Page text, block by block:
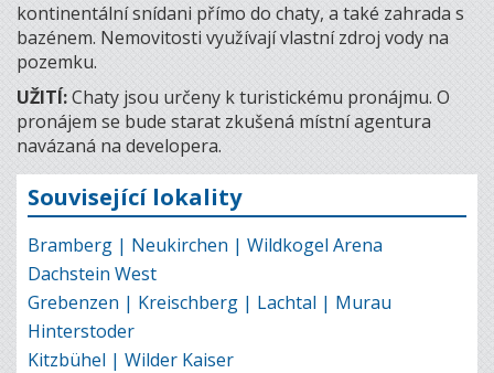
kontinentální snídani přímo do chaty, a také zahrada s
bazénem. Nemovitosti využívají vlastní zdroj vody na
pozemku.
UŽITÍ:Chaty jsou určeny k turistickému pronájmu. O
pronájem se bude starat zkušená místní agentura
navázaná na developera.
Související lokality
Bramberg | Neukirchen | Wildkogel Arena
Dachstein West
Grebenzen | Kreischberg | Lachtal | Murau
Hinterstoder
Kitzbühel | Wilder Kaiser